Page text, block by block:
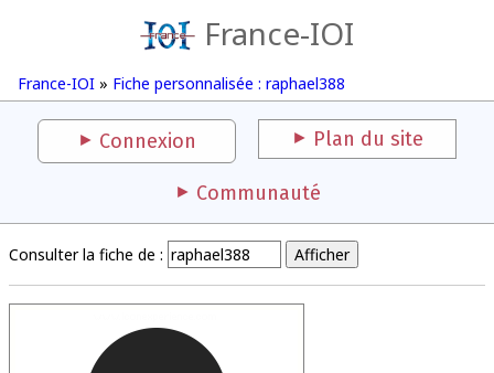
France-IOI
France-IOI » Fiche personnalisée : raphael388
Connexion Plan du site
Communauté
Consulter la fiche de :